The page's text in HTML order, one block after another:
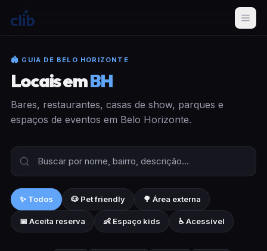
🏟 GUIA DE BELO HORIZONTE
Locais emBH
Bares, restaurantes, casas de show, parques e
espaços de eventos em Belo Horizonte.
✨ Todos 🐶 Pet friendly 🌳 Área externa
📅 Aceita reserva 👶 Espaço kids ♿ Acessível